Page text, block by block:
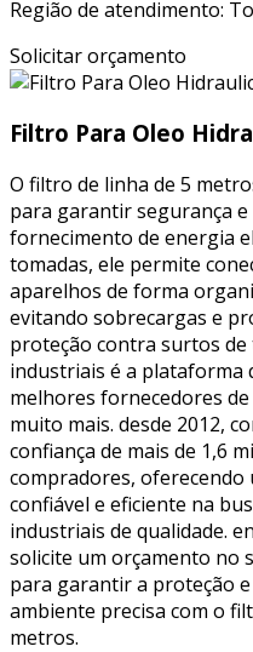
Região de atendimento:
Solicitar orçamento
Filtro Para Oleo
O filtro de linha de 5
para garantir segurança
fornecimento de energia
tomadas, ele permite
aparelhos de forma
evitando sobrecargas e
proteção contra surtos de
industriais é a plataforma
melhores fornecedores
muito mais. desde 2012,
confiança de mais de 1,6
compradores, oferecendo
confiável e eficiente na
industriais de qualidade.
solicite um orçamento no
para garantir a proteção e
ambiente precisa com o
metros.